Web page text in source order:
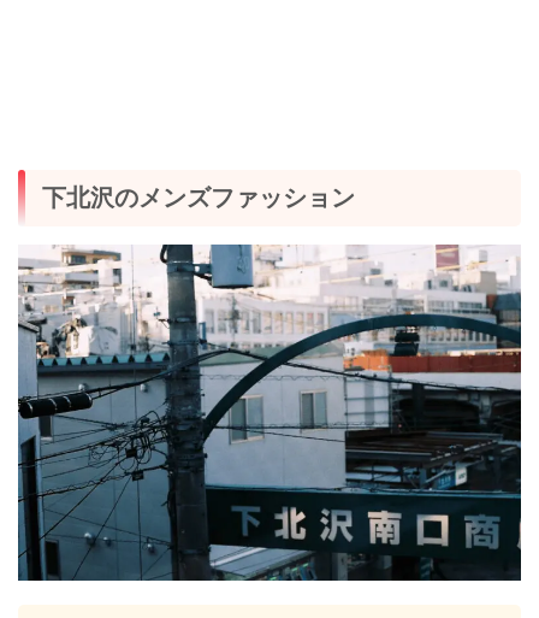
下北沢のメンズファッション